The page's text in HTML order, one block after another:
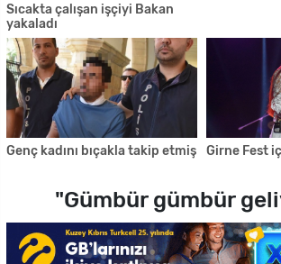
Sıcakta çalışan işçiyi Bakan
yakaladı
Genç kadını bıçakla takip etmiş Girne Fest
"Gümbür gümbür